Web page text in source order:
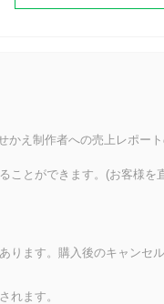
かえ制作者への売上レポー
ことができます。(お客様を
ます。購入後のキャンセル
れます。